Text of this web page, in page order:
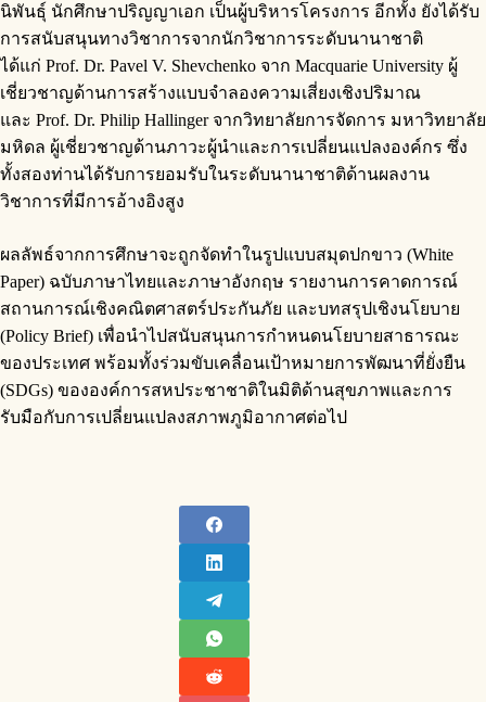
นิพันธุ์ นักศึกษาปริญญาเอก เป็นผู้บริหารโครงการ อีกทั้ง ยังได้รับ
การสนับสนุนทางวิชาการจากนักวิชาการระดับนานาชาติ
ได้แก่ Prof. Dr. Pavel V. Shevchenko จาก Macquarie University ผู้
เชี่ยวชาญด้านการสร้างแบบจำลองความเสี่ยงเชิงปริมาณ
และ Prof. Dr. Philip Hallinger จากวิทยาลัยการจัดการ มหาวิทยาลัย
มหิดล ผู้เชี่ยวชาญด้านภาวะผู้นำและการเปลี่ยนแปลงองค์กร ซึ่ง
ทั้งสองท่านได้รับการยอมรับในระดับนานาชาติด้านผลงาน
วิชาการที่มีการอ้างอิงสูง
ผลลัพธ์จากการศึกษาจะถูกจัดทำในรูปแบบสมุดปกขาว (White
Paper) ฉบับภาษาไทยและภาษาอังกฤษ รายงานการคาดการณ์
สถานการณ์เชิงคณิตศาสตร์ประกันภัย และบทสรุปเชิงนโยบาย
(Policy Brief) เพื่อนำไปสนับสนุนการกำหนดนโยบายสาธารณะ
ของประเทศ พร้อมทั้งร่วมขับเคลื่อนเป้าหมายการพัฒนาที่ยั่งยืน
(SDGs) ขององค์การสหประชาชาติในมิติด้านสุขภาพและการ
รับมือกับการเปลี่ยนแปลงสภาพภูมิอากาศต่อไป